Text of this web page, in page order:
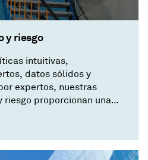
y riesgo
intuitivas,
datos sólidos y
expertos, nuestras
riesgo proporcionan una
e inversiones.